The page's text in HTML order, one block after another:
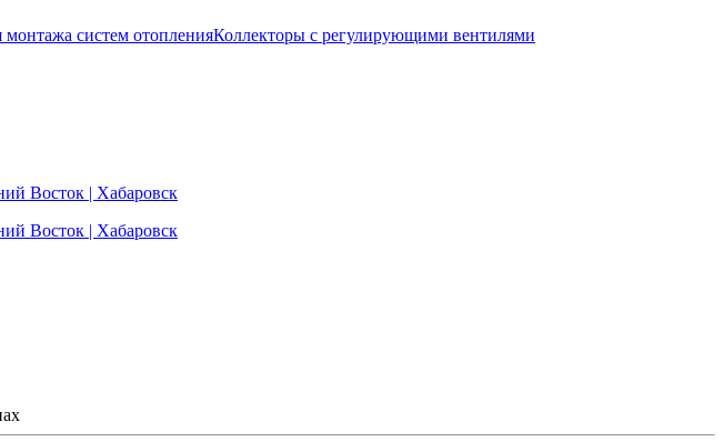
монтажа систем отопленияКоллекторы с регулирующими вентилями